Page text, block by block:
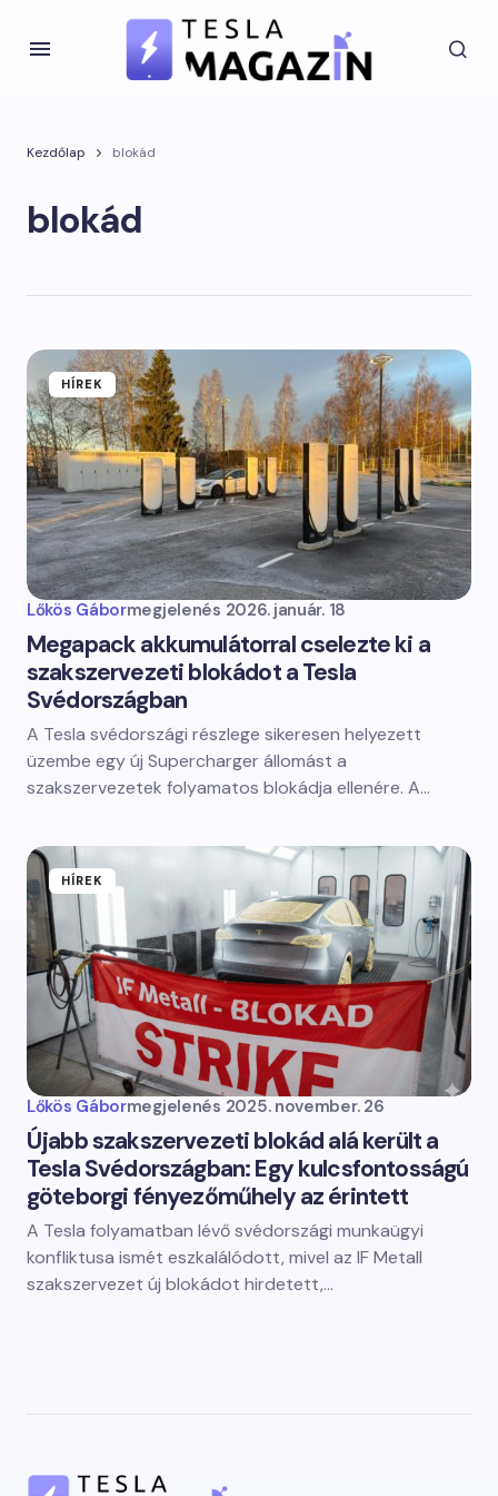
Kezdőlap blokád
blokád
HÍREK
Lőkös Gábormegjelenés 2026. január. 18
Megapack akkumulátorral cselezte ki a
szakszervezeti blokádot a Tesla
Svédországban
A Tesla svédországi részlege sikeresen helyezett
üzembe egy új Supercharger állomást a
szakszervezetek folyamatos blokádja ellenére. A…
HÍREK
Lőkös Gábormegjelenés 2025. november. 26
Újabb szakszervezeti blokád alá került a
Tesla Svédországban: Egy kulcsfontosságú
göteborgi fényezőműhely az érintett
A Tesla folyamatban lévő svédországi munkaügyi
konfliktusa ismét eszkalálódott, mivel az IF Metall
szakszervezet új blokádot hirdetett,…